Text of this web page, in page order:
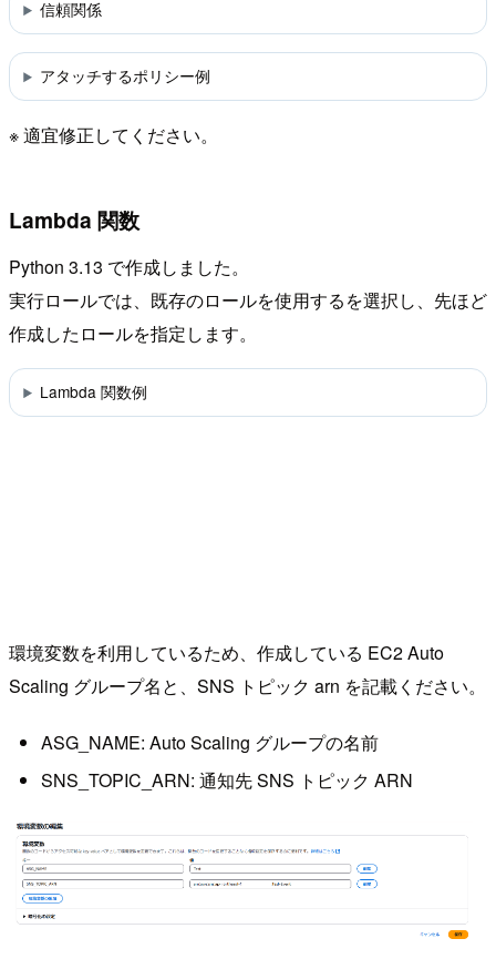
信頼関係
アタッチするポリシー例
※ 適宜修正してください。
Lambda 関数
Python 3.13 で作成しました。
実行ロールでは、既存のロールを使用するを選択し、先ほど
作成したロールを指定します。
Lambda 関数例
環境変数を利用しているため、作成している EC2 Auto
Scaling グループ名と、SNS トピック arn を記載ください。
ASG_NAME: Auto Scaling グループの名前
SNS_TOPIC_ARN: 通知先 SNS トピック ARN